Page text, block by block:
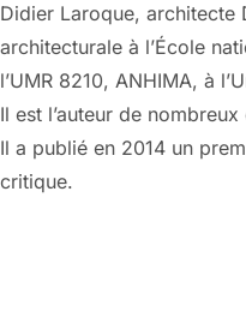
Didier Laroque, architecte
architecturale à l’École
l’UMR 8210, ANHIMA, à
Il est l’auteur de
Il a publié en 2014 un
critique.